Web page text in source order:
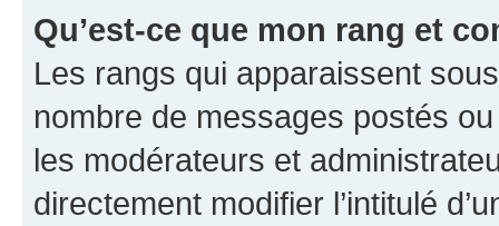
Qu’est-ce que mon rang et
Les rangs qui apparaissent
nombre de messages postés
les modérateurs et
directement modifier l’intitulé